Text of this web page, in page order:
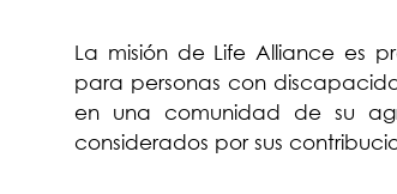
La misión de Life Alliance es
para personas con
en una comunidad de su
considerados por sus